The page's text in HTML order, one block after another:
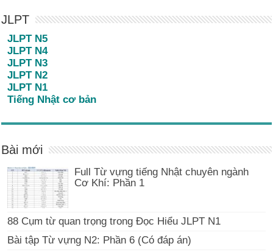
JLPT
JLPT N5
JLPT N4
JLPT N3
JLPT N2
JLPT N1
Tiếng Nhật cơ bản
Bài mới
Full Từ vựng tiếng Nhật chuyên ngành
Cơ Khí: Phần 1
88 Cụm từ quan trọng trong Đọc Hiểu JLPT N1
Bài tập Từ vựng N2: Phần 6 (Có đáp án)